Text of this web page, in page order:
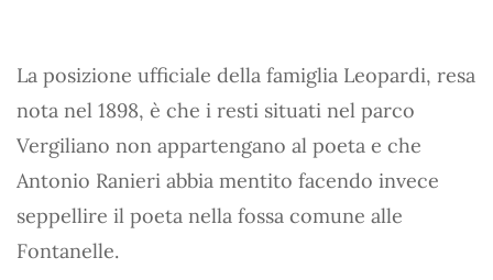
La posizione ufficiale della famiglia Leopardi, resa
nota nel 1898, è che i resti situati nel parco
Vergiliano non appartengano al poeta e che
Antonio Ranieri abbia mentito facendo invece
seppellire il poeta nella fossa comune alle
Fontanelle.